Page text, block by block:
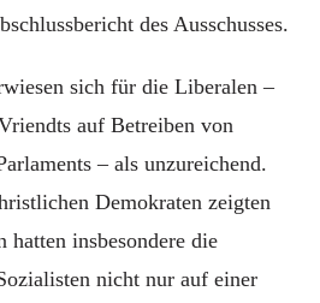
des Ausschusses.
sich für die Liberalen –
auf Betreiben von
– als unzureichend.
Demokraten zeigten
hatten insbesondere die
nicht nur auf einer